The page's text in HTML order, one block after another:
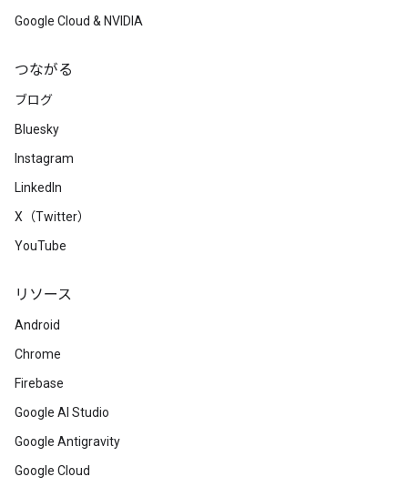
Google Cloud & NVIDIA
つながる
ブログ
Bluesky
Instagram
LinkedIn
X（Twitter）
YouTube
リソース
Android
Chrome
Firebase
Google AI Studio
Google Antigravity
Google Cloud